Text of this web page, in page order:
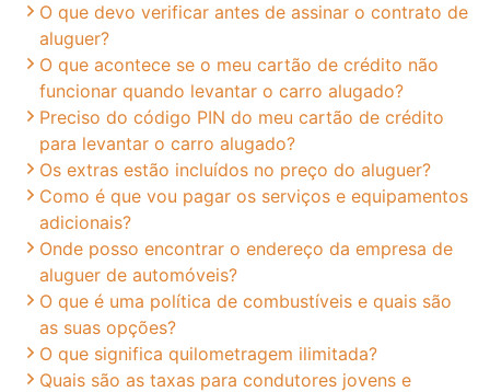
O que devo verificar antes de assinar o contrato de
aluguer?
O que acontece se o meu cartão de crédito não
funcionar quando levantar o carro alugado?
Preciso do código PIN do meu cartão de crédito
para levantar o carro alugado?
Os extras estão incluídos no preço do aluguer?
Como é que vou pagar os serviços e equipamentos
adicionais?
Onde posso encontrar o endereço da empresa de
aluguer de automóveis?
O que é uma política de combustíveis e quais são
as suas opções?
O que significa quilometragem ilimitada?
Quais são as taxas para condutores jovens e